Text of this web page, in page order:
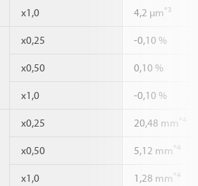
x1,0 4,2 µm*3
x0,25 -0,10 %
x0,50 0,10 %
x1,0 -0,10 %
x0,25 20,48 mm *4
x0,50 5,12 mm *4
x1,0 1,28 mm *4